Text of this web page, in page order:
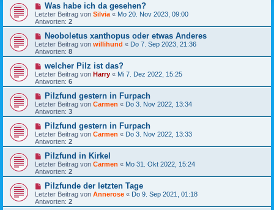
Was habe ich da gesehen?
Letzter Beitrag von Silvia « Mo 20. Nov 2023, 09:00
Antworten: 2
Neoboletus xanthopus oder etwas Anderes
Letzter Beitrag von willihund « Do 7. Sep 2023, 21:36
Antworten: 8
welcher Pilz ist das?
Letzter Beitrag von Harry « Mi 7. Dez 2022, 15:25
Antworten: 6
Pilzfund gestern in Furpach
Letzter Beitrag von Carmen « Do 3. Nov 2022, 13:34
Antworten: 3
Pilzfund gestern in Furpach
Letzter Beitrag von Carmen « Do 3. Nov 2022, 13:33
Antworten: 2
Pilzfund in Kirkel
Letzter Beitrag von Carmen « Mo 31. Okt 2022, 15:24
Antworten: 2
Pilzfunde der letzten Tage
Letzter Beitrag von Annerose « Do 9. Sep 2021, 01:18
Antworten: 2